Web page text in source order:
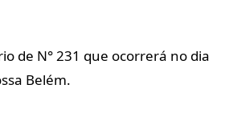
de N° 231 que ocorrerá no dia
Belém.